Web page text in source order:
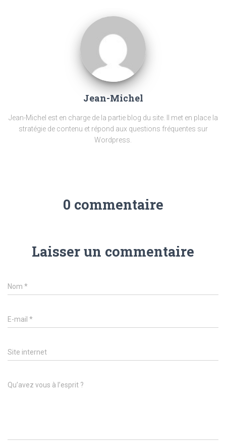
Jean-Michel
Jean-Michel est en charge de la partie blog du site. Il met en place la
stratégie de contenu et répond aux questions fréquentes sur
Wordpress.
0 commentaire
Laisser un commentaire
Nom *
E-mail *
Site internet
Qu’avez vous à l’esprit ?